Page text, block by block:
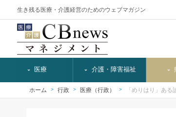
生き残る医療・介護経営のためのウェブマガジン
医療 介護・障害福祉
ホーム 行政 医療（行政） 「めりはり」あ